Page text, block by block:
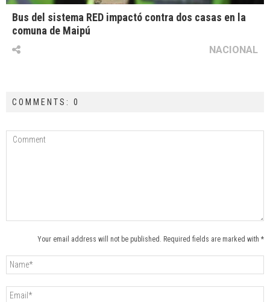
Bus del sistema RED impactó contra dos casas en la
comuna de Maipú
NACIONAL
COMMENTS: 0
Your email address will not be published. Required fields are marked with *